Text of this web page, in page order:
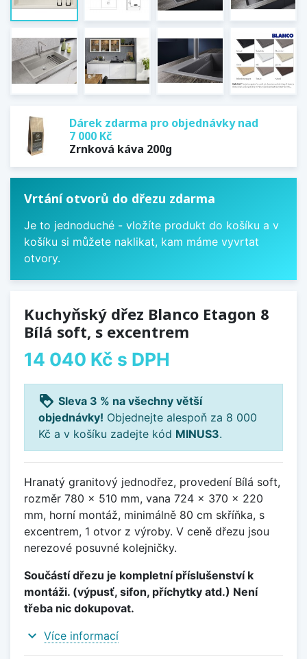
Dárek zdarma pro objednávky nad
7 000 Kč
Zrnková káva 200g
Vrtání otvorů do dřezu zdarma
Je to jednoduché - vložíte produkt do košíku a v
košíku si můžete naklikat, kam máme vyvrtat
otvory.
Kuchyňský dřez Blanco Etagon 8
Bílá soft, s excentrem
14 040 Kč s DPH
loyalty Sleva 3 % na všechny větší
objednávky! Objednejte alespoň za 8 000
Kč a v košíku zadejte kód MINUS3.
Hranatý granitový jednodřez, provedení Bílá soft,
rozměr 780 x 510 mm, vana 724 x 370 x 220
mm, horní montáž, minimálně 80 cm skříňka, s
excentrem, 1 otvor z výroby. V ceně dřezu jsou
nerezové posuvné kolejničky.
Součástí dřezu je kompletní příslušenství k
montáži. (výpusť, sifon, příchytky atd.) Není
třeba nic dokupovat.
expand_more Více informací